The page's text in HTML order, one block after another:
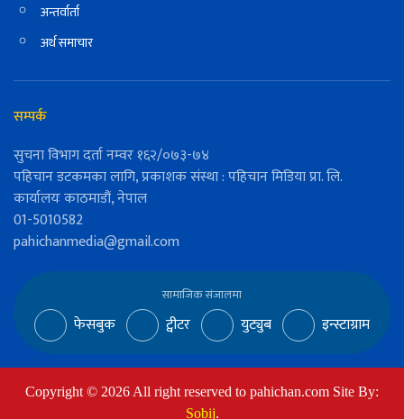
अन्तर्वार्ता
अर्थ समाचार
सम्पर्क
सुचना विभाग दर्ता नम्वर १६२/०७३-७४
पहिचान डटकमका लागि, प्रकाशक संस्था : पहिचान मिडिया प्रा. लि.
कार्यालयः काठमाडौं, नेपाल
01-5010582
pahichanmedia@gmail.com
सामाजिक संजालमा
फेसबुक ट्वीटर युट्युब इन्स्टाग्राम
Copyright © 2026 All right reserved to pahichan.com Site By:
Sobij.